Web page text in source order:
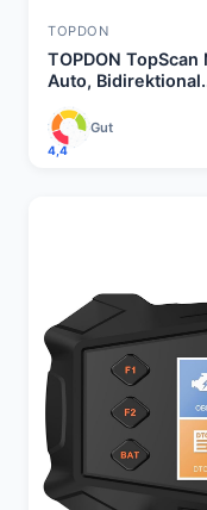
TOPDON
TOPDON
Auto,
4,4
Gut